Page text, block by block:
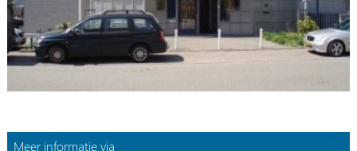
Meer informatie via